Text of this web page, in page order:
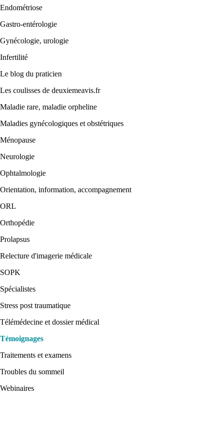
Endométriose
Gastro-entérologie
Gynécologie, urologie
Infertilité
Le blog du praticien
Les coulisses de deuxiemeavis.fr
Maladie rare, maladie orpheline
Maladies gynécologiques et obstétriques
Ménopause
Neurologie
Ophtalmologie
Orientation, information, accompagnement
ORL
Orthopédie
Prolapsus
Relecture d'imagerie médicale
SOPK
Spécialistes
Stress post traumatique
Télémédecine et dossier médical
Témoignages
Traitements et examens
Troubles du sommeil
Webinaires